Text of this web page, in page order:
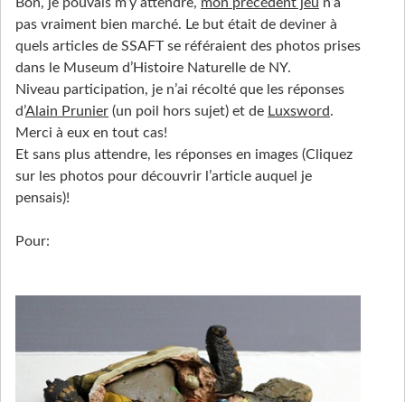
pas vraiment bien marché. Le but était de deviner à
quels articles de SSAFT se référaient des photos prises
dans le Museum d’Histoire Naturelle de NY.
Niveau participation, je n’ai récolté que les réponses
d’Alain Prunier (un poil hors sujet) et de Luxsword.
Merci à eux en tout cas!
Et sans plus attendre, les réponses en images (Cliquez
sur les photos pour découvrir l’article auquel je
pensais)!
Pour: